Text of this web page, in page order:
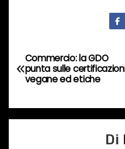
o
…
N
a
i
Commercio: la GDO
punta sulle
vegane ed etiche
Di